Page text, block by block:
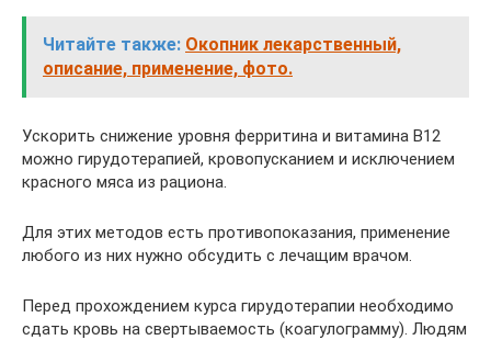
Читайте также: Окопник лекарственный,
описание, применение, фото.
Ускорить снижение уровня ферритина и витамина В12
можно гирудотерапией, кровопусканием и исключением
красного мяса из рациона.
Для этих методов есть противопоказания, применение
любого из них нужно обсудить с лечащим врачом.
Перед прохождением курса гирудотерапии необходимо
сдать кровь на свертываемость (коагулограмму). Людям